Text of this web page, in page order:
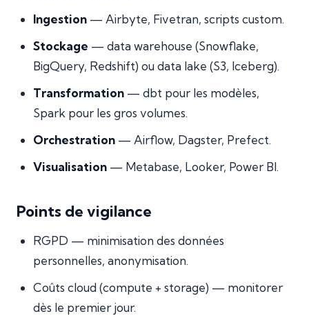
Ingestion — Airbyte, Fivetran, scripts custom.
Stockage — data warehouse (Snowflake,
BigQuery, Redshift) ou data lake (S3, Iceberg).
Transformation — dbt pour les modèles,
Spark pour les gros volumes.
Orchestration — Airflow, Dagster, Prefect.
Visualisation — Metabase, Looker, Power BI.
Points de vigilance
RGPD — minimisation des données
personnelles, anonymisation.
Coûts cloud (compute + storage) — monitorer
dès le premier jour.